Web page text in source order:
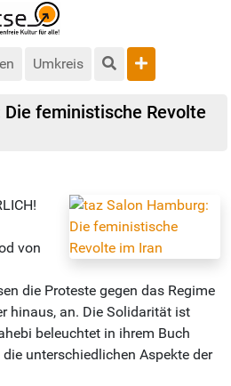
Umkreis
feministische Revolte
von
die Proteste gegen das Regime
hinaus, an. Die Solidarität ist
beleuchtet in ihrem Buch
die unterschiedlichen Aspekte der